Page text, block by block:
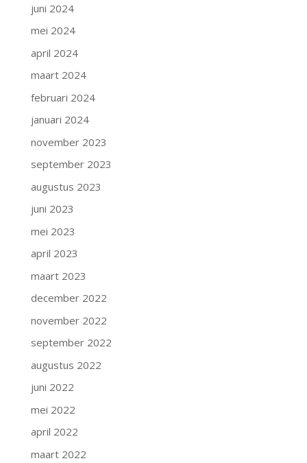
juni 2024
mei 2024
april 2024
maart 2024
februari 2024
januari 2024
november 2023
september 2023
augustus 2023
juni 2023
mei 2023
april 2023
maart 2023
december 2022
november 2022
september 2022
augustus 2022
juni 2022
mei 2022
april 2022
maart 2022